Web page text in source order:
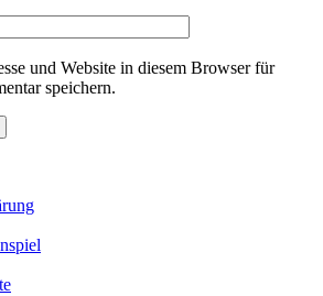
und Website in diesem Browser für
speichern.